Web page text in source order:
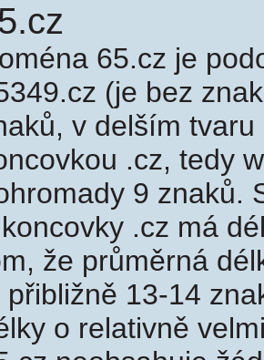
65.cz je
(je bez
v delším
.cz, tedy
9 znaků.
.cz má
že průměrná
přibližně 13-14
o relativně